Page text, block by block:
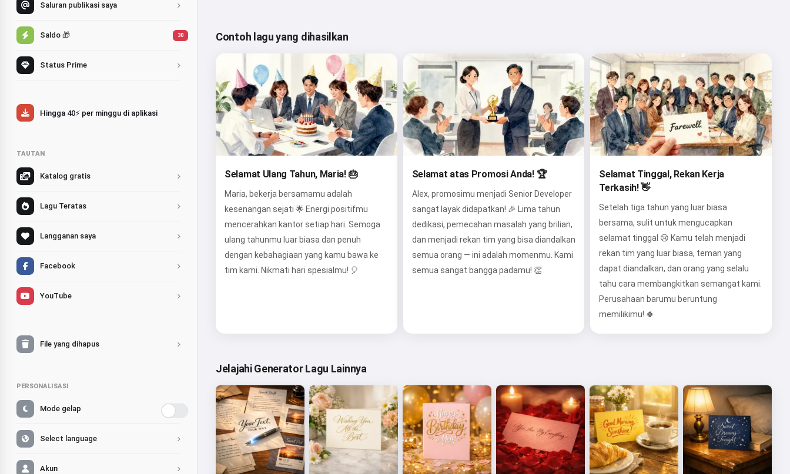
Saluran publikasi saya
Saldo 🎁 30
Status Prime
Hingga 40⚡ per minggu di aplikasi
TAUTAN
Katalog gratis
Lagu Teratas
Langganan saya
Facebook
YouTube
File yang dihapus
PERSONALISASI
Mode gelap
Select language
Akun
Contoh lagu yang dihasilkan
Selamat Ulang Tahun, Maria! 🎂
Maria, bekerja bersamamu adalah
kesenangan sejati 🌟 Energi positifmu
mencerahkan kantor setiap hari. Semoga
ulang tahunmu luar biasa dan penuh
dengan kebahagiaan yang kamu bawa ke
tim kami. Nikmati hari spesialmu! 🎈
Selamat atas Promosi Anda! 🏆
Alex, promosimu menjadi Senior Developer
sangat layak didapatkan! 🎉 Lima tahun
dedikasi, pemecahan masalah yang brilian,
dan menjadi rekan tim yang bisa diandalkan
semua orang — ini adalah momenmu. Kami
semua sangat bangga padamu! 👏
Selamat Tinggal, Rekan Kerja
Terkasih! 👋
Setelah tiga tahun yang luar biasa
bersama, sulit untuk mengucapkan
selamat tinggal 😢 Kamu telah menjadi
rekan tim yang luar biasa, teman yang
dapat diandalkan, dan orang yang selalu
tahu cara membangkitkan semangat kami.
Perusahaan barumu beruntung
memilikimu! 🍀
Jelajahi Generator Lagu Lainnya